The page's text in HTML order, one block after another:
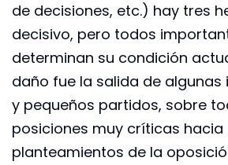
de decisiones, etc.) hay tres
decisivo, pero todos
determinan su condición
daño fue la salida de algunas
y pequeños partidos, sobre
posiciones muy críticas hacia
planteamientos de la